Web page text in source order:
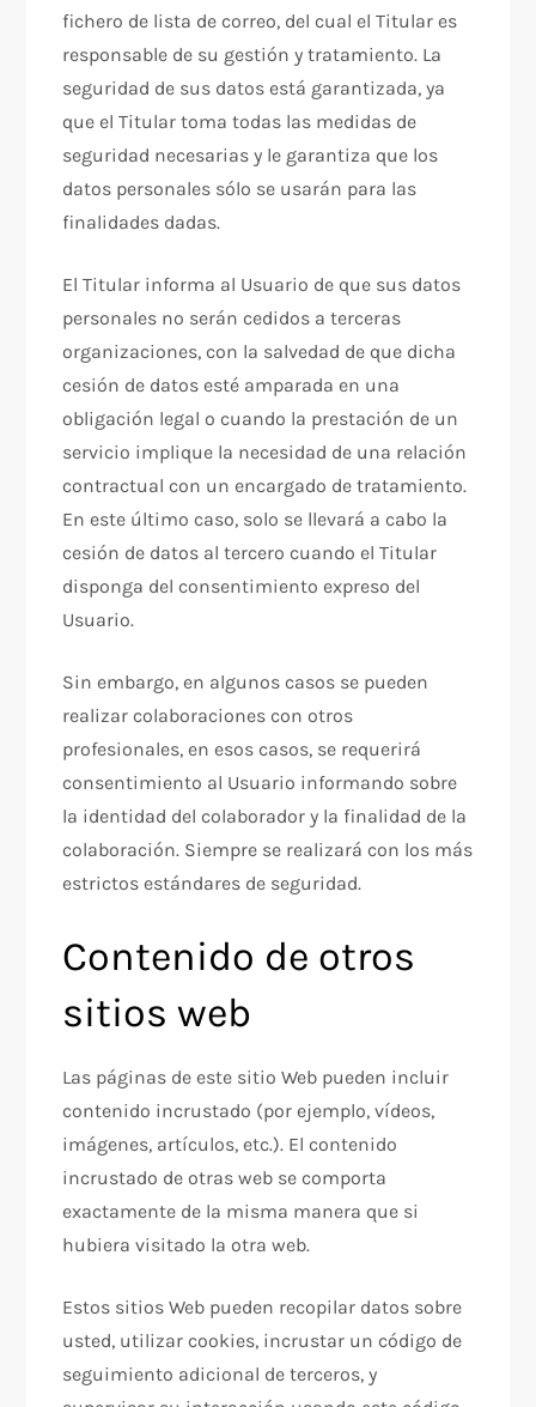
fichero de lista de correo, del cual el Titular es
responsable de su gestión y tratamiento. La
seguridad de sus datos está garantizada, ya
que el Titular toma todas las medidas de
seguridad necesarias y le garantiza que los
datos personales sólo se usarán para las
finalidades dadas.
El Titular informa al Usuario de que sus datos
personales no serán cedidos a terceras
organizaciones, con la salvedad de que dicha
cesión de datos esté amparada en una
obligación legal o cuando la prestación de un
servicio implique la necesidad de una relación
contractual con un encargado de tratamiento.
En este último caso, solo se llevará a cabo la
cesión de datos al tercero cuando el Titular
disponga del consentimiento expreso del
Usuario.
Sin embargo, en algunos casos se pueden
realizar colaboraciones con otros
profesionales, en esos casos, se requerirá
consentimiento al Usuario informando sobre
la identidad del colaborador y la finalidad de la
colaboración. Siempre se realizará con los más
estrictos estándares de seguridad.
Contenido de otros
sitios web
Las páginas de este sitio Web pueden incluir
contenido incrustado (por ejemplo, vídeos,
imágenes, artículos, etc.). El contenido
incrustado de otras web se comporta
exactamente de la misma manera que si
hubiera visitado la otra web.
Estos sitios Web pueden recopilar datos sobre
usted, utilizar cookies, incrustar un código de
seguimiento adicional de terceros, y